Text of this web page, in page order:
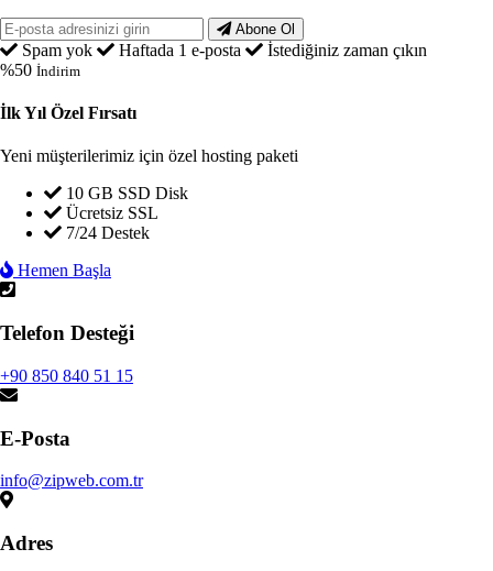
Abone Ol
Spam yok Haftada 1 e-posta
İstediğiniz zaman çıkın
%50 İndirim
İlk Yıl Özel Fırsatı
Yeni müşterilerimiz için özel hosting paketi
10 GB SSD Disk
Ücretsiz SSL
7/24 Destek
Hemen Başla
Telefon Desteği
+90 850 840 51 15
E-Posta
info@zipweb.com.tr
Adres